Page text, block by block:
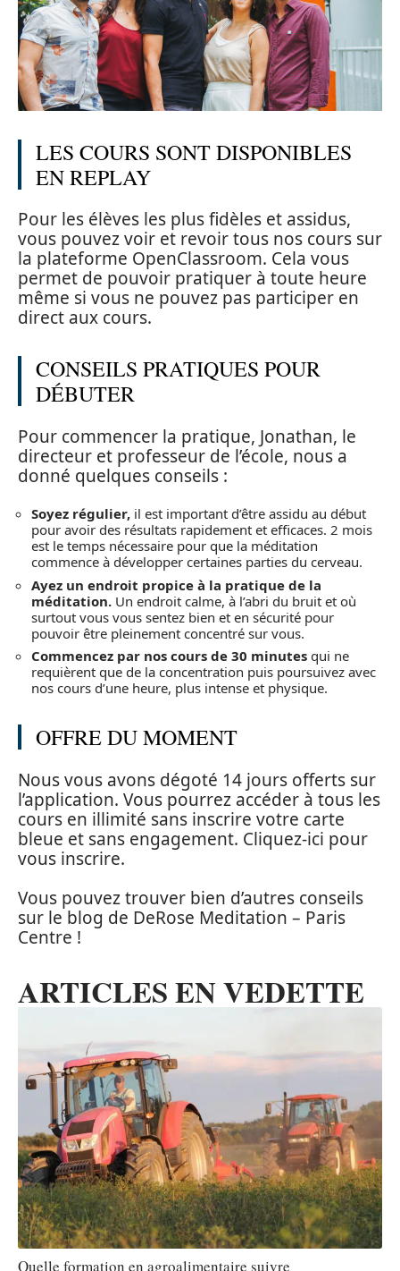
LES COURS SONT DISPONIBLES
EN REPLAY
Pour les élèves les plus fidèles et assidus,
vous pouvez voir et revoir tous nos cours sur
la plateforme OpenClassroom. Cela vous
permet de pouvoir pratiquer à toute heure
même si vous ne pouvez pas participer en
direct aux cours.
CONSEILS PRATIQUES POUR
DÉBUTER
Pour commencer la pratique, Jonathan, le
directeur et professeur de l’école, nous a
donné quelques conseils :
Soyez régulier, il est important d’être assidu au début
pour avoir des résultats rapidement et efficaces. 2 mois
est le temps nécessaire pour que la méditation
commence à développer certaines parties du cerveau.
Ayez un endroit propice à la pratique de la
méditation. Un endroit calme, à l’abri du bruit et où
surtout vous vous sentez bien et en sécurité pour
pouvoir être pleinement concentré sur vous.
Commencez par nos cours de 30 minutes qui ne
requièrent que de la concentration puis poursuivez avec
nos cours d’une heure, plus intense et physique.
OFFRE DU MOMENT
Nous vous avons dégoté 14 jours offerts sur
l’application. Vous pourrez accéder à tous les
cours en illimité sans inscrire votre carte
bleue et sans engagement. Cliquez-ici pour
vous inscrire.
Vous pouvez trouver bien d’autres conseils
sur le blog de DeRose Meditation – Paris
Centre !
ARTICLES EN VEDETTE
Quelle formation en agroalimentaire suivre